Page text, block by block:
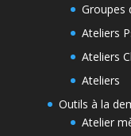
Groupes
Ateliers
Ateliers
Ateliers
Outils à la
Atelier